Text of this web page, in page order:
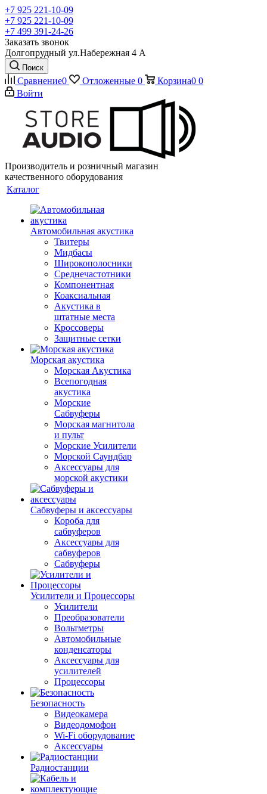
+7 925 221-10-09
+7 925 221-10-09
+7 499 391-24-26
Заказать звонок
Долгопрудный ул.Набережная 4 А
Поиск
Сравнение0 Отложенные 0 Корзина0 0
Войти
Производитель и розничный магазин
качественного оборудования
Каталог
Автомобильная акустика
Твитеры
Мидбасы
Широкополосники
Среднечастотники
Компонентная
Коаксиальная
Акустика в
штатные места
Кроссоверы
Защитные сетки
Морская акустика
Морская Акустика
Всепогодная
акустика
Морские
Сабвуферы
Морская магнитола
и пульт
Морские Усилители
Морской Cаундбар
Аксессуары для
морской акустики
Сабвуферы и аксессуары
Короба для
сабвуферов
Аксессуары для
сабвуферов
Сабвуферы
Усилители и Процессоры
Усилители
Преобразователи
Вольтметры
Автомобильные
конденсаторы
Аксессуары для
усилителей
Процессоры
Безопасность
Видеокамера
Видеодомофон
Wi-Fi оборудование
Аксессуары
Радиостанции